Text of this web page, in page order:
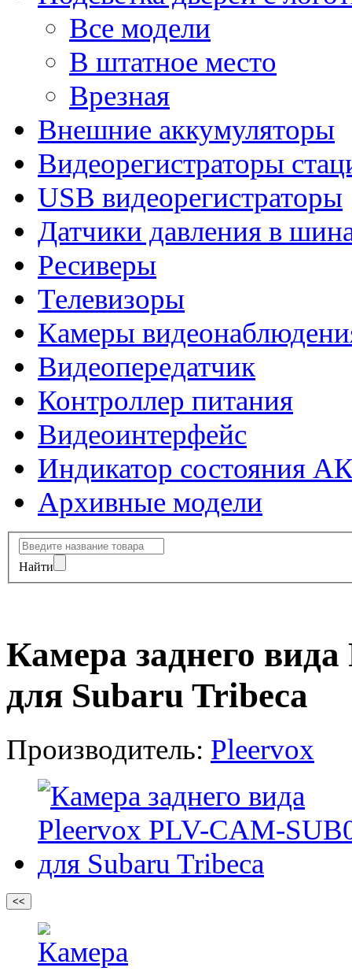
Все модели
В штатное место
Врезная
Внешние аккумуляторы
Видеорегистраторы
USB видеорегистраторы
Датчики давления в
Ресиверы
Телевизоры
Камеры
Видеопередатчик
Контроллер питания
Видеоинтерфейс
Индикатор состояния
Архивные модели
Найти
Камера заднего
для Subaru Tribeca
Производитель: Pleervox
<<